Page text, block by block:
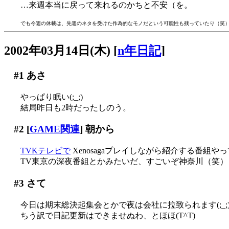
…来週本当に戻って来れるのかちと不安（を。
でも今週の休載は、先週のネタを受けた作為的なモノだという可能性も残っていたり（笑）
2002年03月14日(木) [n年日記]
#1 あさ
やっぱり眠い(;_;)
結局昨日も2時だったしのう。
#2 [GAME関連] 朝から
TVKテレビでXenosagaプレイしながら紹介する番組や
TV東京の深夜番組とかみたいだ、すごいぞ神奈川（笑）
#3 さて
今日は期末総決起集会とかで夜は会社に拉致られます
ちう訳で日記更新はできませぬわ、とほほ(T^T)